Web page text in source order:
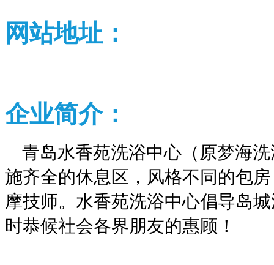
网站地址：
企业简介：
青岛水香苑洗浴中心（原梦海
施齐全的休息区，风格不同的包
摩技师。水香苑洗浴中心倡导岛
时恭候社会各界朋友的惠顾！